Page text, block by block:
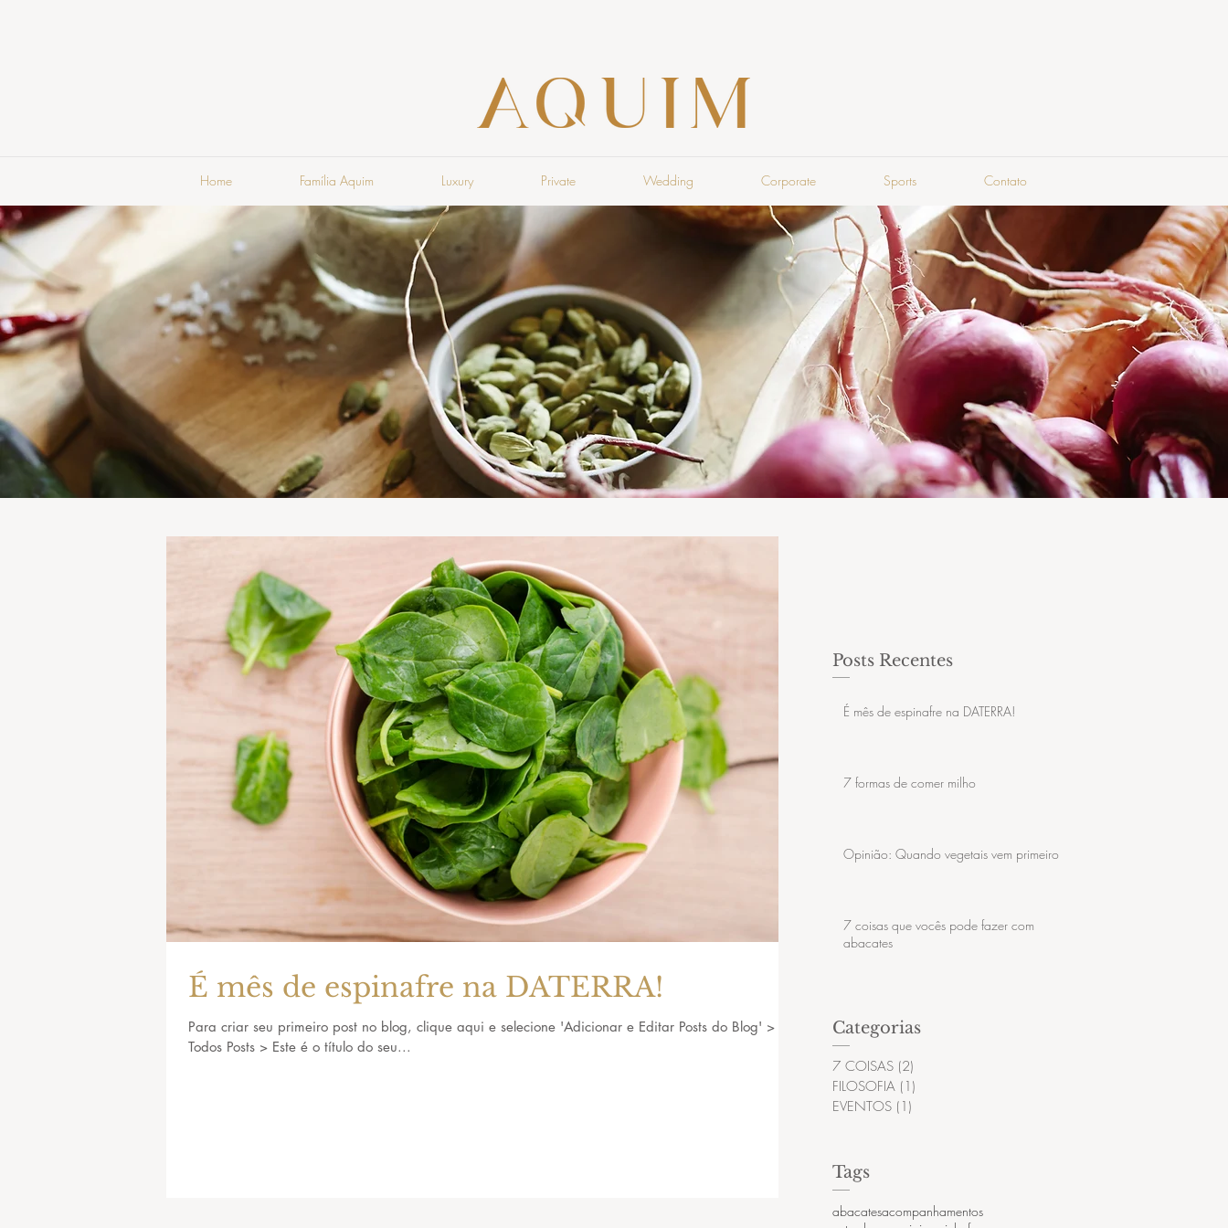
Home Família Aquim Luxury Private Wedding Corporate Sports Contato
É mês de espinafre na DATERRA!
Para criar seu primeiro post no blog, clique aqui e selecione 'Adicionar e Editar Posts do Blog' >
Todos Posts > Este é o título do seu...
Posts Recentes
É mês de espinafre na DATERRA!
7 formas de comer milho
Opinião: Quando vegetais vem primeiro
7 coisas que vocês pode fazer com
abacates
Categorias
7 COISAS (2)
FILOSOFIA (1)
EVENTOS (1)
Tags
abacatesacompanhamentos